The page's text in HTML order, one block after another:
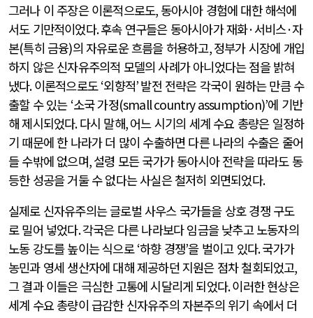
그러나 이 주장은 이론적으로도, 동아시아 경험에 대한 해석에
서도 기만적이었다.후속 연구들은 동아시아가 재화·서비스·자
본(특히 금융)의 자유로운 흐름을 허용하고,정부가 시장에 개입
하지 않은 신자유주의적 모델의 사례가 아니었다는 점을 밝혀
냈다.이론적으로도‘외향적’발전 전략은 각국이 원하는 만큼 수
출할 수 있는 ‘소국 가정(small country assumption)’에 기반
해 제시되었다.다시 말해,어느 시기의 세계 수요 총량은 일정하
기 때문에 한 나라가 더 많이 수출하면 다른 나라의 수출은 줄어
들 수밖에 없으며,설령 모든 국가가 동아시아 전략을 따라도 동
등한 성공을 거둘 수 없다는 사실은 철저히 외면되었다.
실제로 신자유주의는 글로벌 사우스 국가들을 상호 경쟁 구도
로 밀어 넣었다.각국은 다른 나라보다 임금을 낮추고 노동자의
노동 강도를 높이는 식으로‘하향 경쟁’을 벌이고 있다.국가가
농민과 영세 생산자에 대해 제공하던 지원은 점차 철회되었고,
그 결과 이들은 극심한 고통에 시달리게 되었다.이러한 현상은
세계 수요 총량이 급감한 신자유주의 자본주의 위기 속에서 더